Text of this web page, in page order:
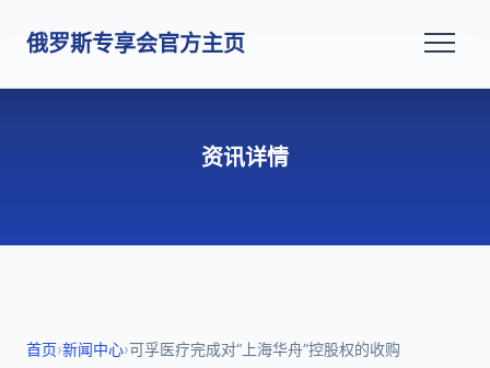
俄罗斯专享会官方主页
资讯详情
首页›新闻中心›可孚医疗完成对“上海华舟”控股权的收购